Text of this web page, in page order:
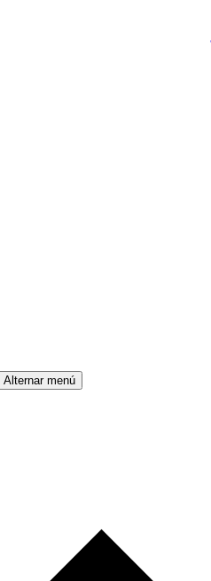
Alternar menú